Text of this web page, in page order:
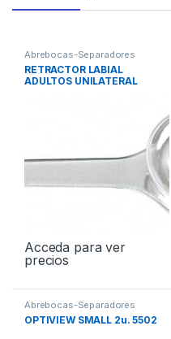
Abrebocas-Separadores
RETRACTOR LABIAL
ADULTOS UNILATERAL
Acceda para ver
precios
Abrebocas-Separadores
OPTIVIEW SMALL 2u. 5502